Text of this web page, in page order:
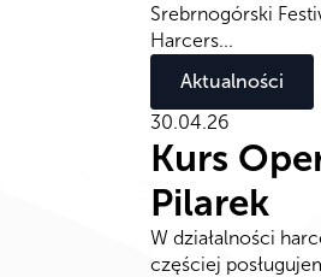
Srebrnogórski
Harcers...
Aktualności
30.04.26
Kurs
Pilarek
W działalności
częściej